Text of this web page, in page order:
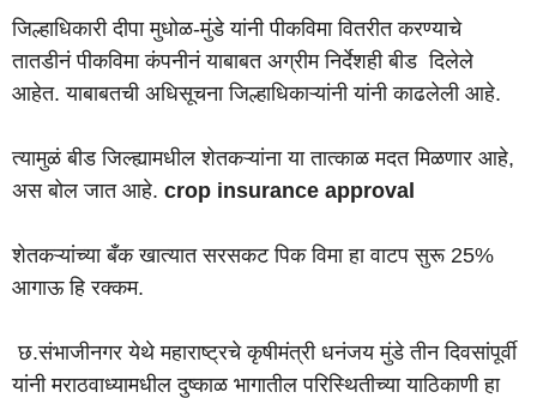
जिल्हाधिकारी दीपा मुधोळ-मुंडे यांनी पीकविमा वितरीत करण्याचे
तातडीनं पीकविमा कंपनीनं याबाबत अग्रीम निर्देशही बीड दिलेले
आहेत. याबाबतची अधिसूचना जिल्हाधिकाऱ्यांनी यांनी काढलेली आहे.
त्यामुळं बीड जिल्ह्यामधील शेतकऱ्यांना या तात्काळ मदत मिळणार आहे,
अस बोल जात आहे. crop insurance approval
शेतकऱ्यांच्या बँक खात्यात सरसकट पिक विमा हा वाटप सुरू 25%
आगाऊ हि रक्कम.
छ.संभाजीनगर येथे महाराष्ट्रचे कृषीमंत्री धनंजय मुंडे तीन दिवसांपूर्वी
यांनी मराठवाध्यामधील दुष्काळ भागातील परिस्थितीच्या याठिकाणी हा